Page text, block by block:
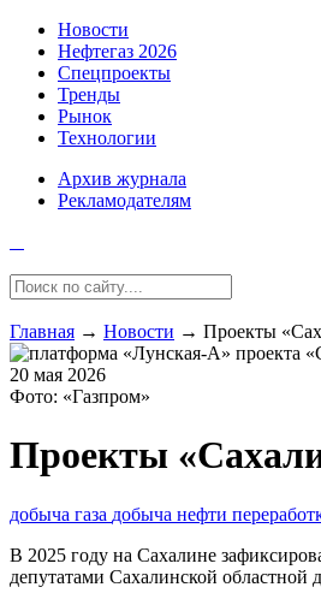
Новости
Нефтегаз 2026
Спецпроекты
Тренды
Рынок
Технологии
Архив журнала
Рекламодателям
Главная → Новости → Проекты
20 мая 2026
Фото: «Газпром»
Проекты
добыча газа добыча нефти
В 2025 году на Сахалине
депутатами Сахалинской